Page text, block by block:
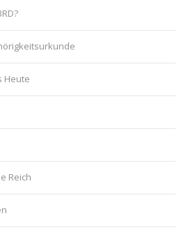
Heute
Reich